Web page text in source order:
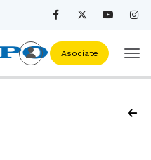
Asociate